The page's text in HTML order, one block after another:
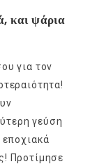
και ψάρια
για τον
γεύση
εποχιακά
Προτίμησε